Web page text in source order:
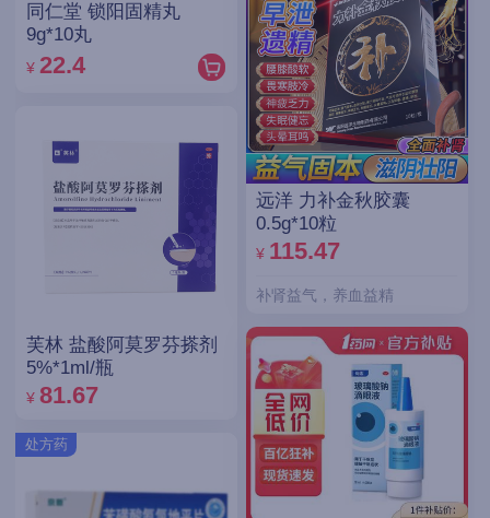
同仁堂 锁阳固精丸
9g*10丸
¥ 22.4
芙林 盐酸阿莫罗芬搽剂
5%*1ml/瓶
¥ 81.67
处方药
远洋 力补金秋胶囊
0.5g*10粒
¥ 115.47
补肾益气，养血益精